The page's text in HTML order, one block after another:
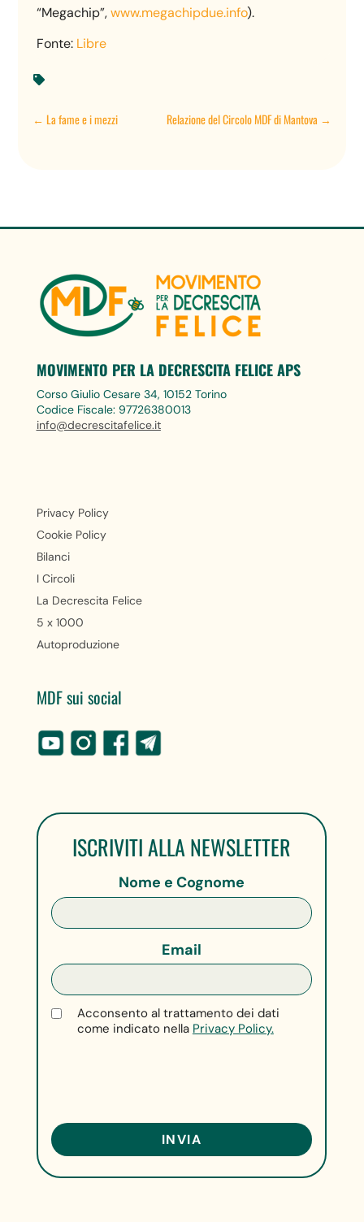
“Megachip”,www.megachipdue.info).
Fonte: Libre

←La fame e i mezzi Relazione del Circolo MDF di Mantova→
MOVIMENTO PER LA DECRESCITA FELICE APS
Corso Giulio Cesare 34, 10152 Torino
Codice Fiscale: 97726380013
info@decrescitafelice.it
Privacy Policy
Cookie Policy
Bilanci
I Circoli
La Decrescita Felice
5 x 1000
Autoproduzione
MDF sui social
ISCRIVITI ALLA NEWSLETTER
Nome e Cognome
Email
Acconsento al trattamento dei dati
come indicato nella Privacy Policy.